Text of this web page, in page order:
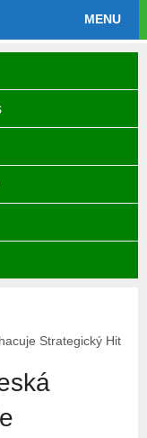
MENU
Strategický Hit